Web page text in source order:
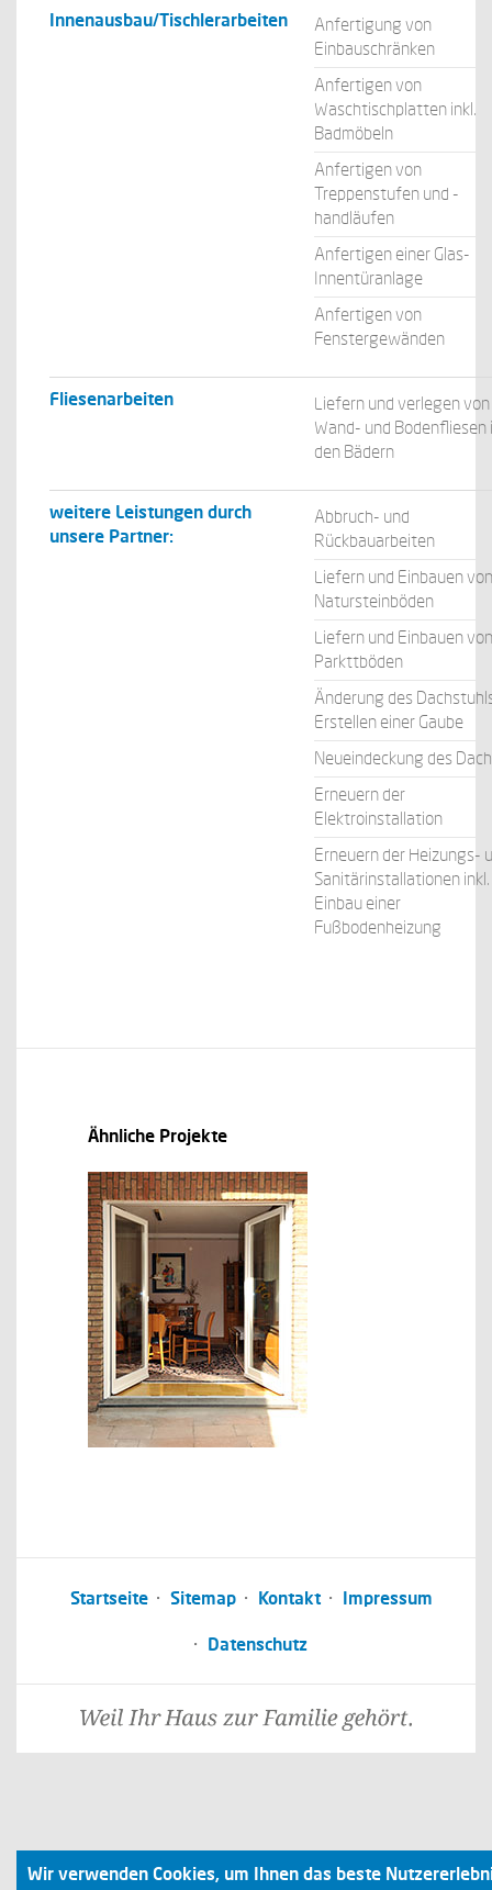
Innenausbau/Tischlerarbeiten
Anfertigung von
Einbauschränken
Anfertigen von
Waschtischplatten inkl.
Badmöbeln
Anfertigen von
Treppenstufen und -
handläufen
Anfertigen einer Glas-
Innentüranlage
Anfertigen von
Fenstergewänden
Fliesenarbeiten
Liefern und verlegen von
Wand- und Bodenfliesen
den Bädern
weitere Leistungen durch
unsere Partner:
Abbruch- und
Rückbauarbeiten
Liefern und Einbauen von
Natursteinböden
Liefern und Einbauen von
Parkttböden
Änderung des
Erstellen einer Gaube
Neueindeckung des
Erneuern der
Elektroinstallation
Erneuern der Heizungs-
Sanitärinstallationen inkl.
Einbau einer
Fußbodenheizung
Ähnliche Projekte
Startseite Sitemap Kontakt Impressum
Datenschutz
Wir verwenden Cookies, um Ihnen das beste